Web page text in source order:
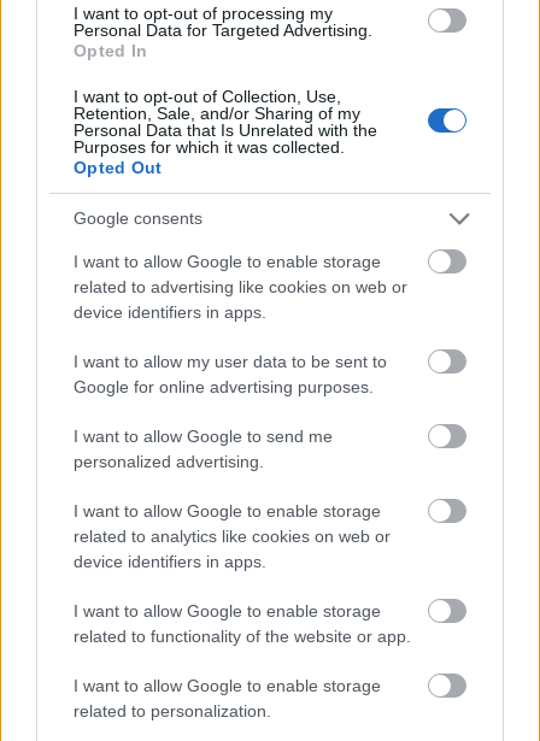
I want to opt-out of processing my
Personal Data for Targeted Advertising.
Opted In
I want to opt-out of Collection, Use,
Retention, Sale, and/or Sharing of my
Personal Data that Is Unrelated with the
Purposes for which it was collected.
Opted Out
Google consents
I want to allow Google to enable storage
related to advertising like cookies on web or
device identifiers in apps.
I want to allow my user data to be sent to
Google for online advertising purposes.
I want to allow Google to send me
personalized advertising.
I want to allow Google to enable storage
related to analytics like cookies on web or
device identifiers in apps.
I want to allow Google to enable storage
related to functionality of the website or app.
I want to allow Google to enable storage
related to personalization.
A nőtípus, aki évekkel később is
izgalmas lesz egy kapcsolatban
Bumm, bele a közepébe!
szerelem, akkor nincsenek titkaid? És neki
sincsenek? És tényleg nincsenek. De erre rá is lehet
fázni. Csak beszéltek, meséltek, lazán kijelentitek,
hogy lényegtelen a múlt, úgysem mérhető semmi a
másikhoz, ami történt, az megtörtént. És ez így is jó,
csak nem ilyen egyszerű. Mert jó, ha mindent tudsz
a szerelmedről, ha nincsenek mocskos kis titkok, és
még jobb, ha egy évvel azután, hogy
ezerből egy eset. A kapcsolat elején nem attól kell
félned, hogy nem tudsz meg valamit, hanem attól,
hogy mit nem akarsz megtudni.
Ha tudod, hogy akad néhány sztori, ami fájdalmat